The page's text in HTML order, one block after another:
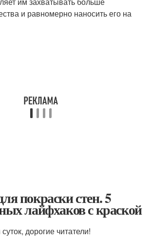
и равномерно наносить его на
покраски стен. 5
лайфхаков с краской
дорогие читатели!